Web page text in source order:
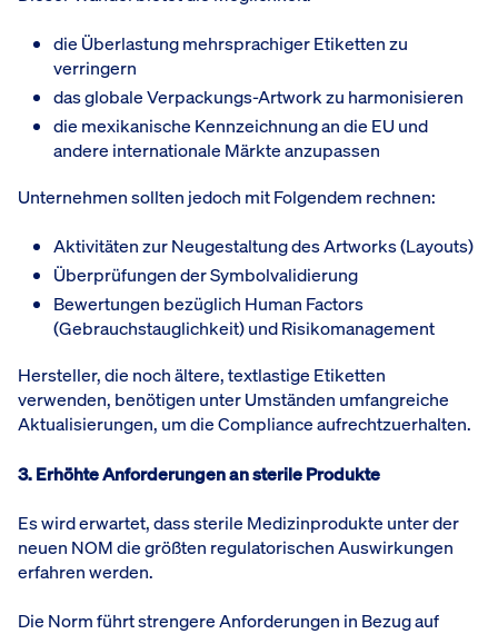
die Überlastung mehrsprachiger Etiketten zu
verringern
das globale Verpackungs-Artwork zu harmonisieren
die mexikanische Kennzeichnung an die EU und
andere internationale Märkte anzupassen
Unternehmen sollten jedoch mit Folgendem rechnen:
Aktivitäten zur Neugestaltung des Artworks (Layouts)
Überprüfungen der Symbolvalidierung
Bewertungen bezüglich Human Factors
(Gebrauchstauglichkeit) und Risikomanagement
Hersteller, die noch ältere, textlastige Etiketten
verwenden, benötigen unter Umständen umfangreiche
Aktualisierungen, um die Compliance aufrechtzuerhalten.
3. Erhöhte Anforderungen an sterile Produkte
Es wird erwartet, dass sterile Medizinprodukte unter der
neuen NOM die größten regulatorischen Auswirkungen
erfahren werden.
Die Norm führt strengere Anforderungen in Bezug auf